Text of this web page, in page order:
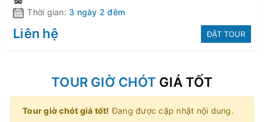
Thời gian: 3 ngày 2 đêm
Liên hệ ĐẶT TOUR
TOUR GIỜ CHÓT GIÁ TỐT
Tour giờ chót giá tốt! Đang được cập nhật nội dung.